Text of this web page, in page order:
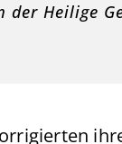
der Heilige